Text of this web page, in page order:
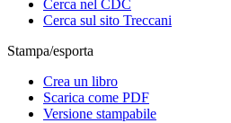
Cerca nel CDC
Cerca sul sito Treccani
Stampa/esporta
Crea un libro
Scarica come PDF
Versione stampabile